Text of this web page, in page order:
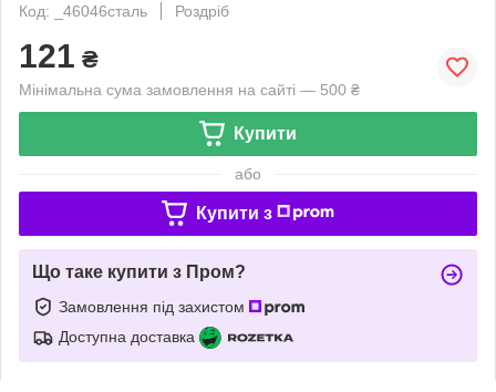
Код: _46046сталь
Роздріб
121 ₴
Мінімальна сума замовлення на сайті — 500 ₴
Купити
або
Купити з
Що таке купити з Пром?
Замовлення під захистом
Доступна доставка